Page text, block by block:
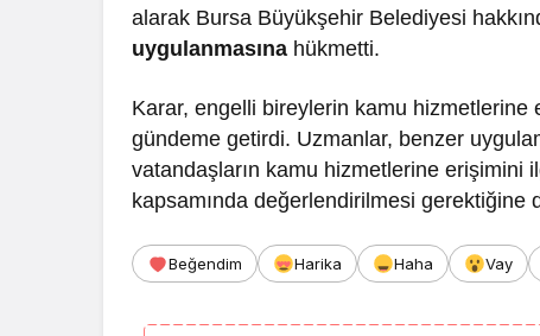
alarak Bursa Büyükşehir Belediyesi
uygulanmasına hükmetti.
Karar, engelli bireylerin kamu
gündeme getirdi. Uzmanlar, benzer
vatandaşların kamu hizmetlerine erişimini
kapsamında değerlendirilmesi gerektiğine
Beğendim Harika Haha Vay